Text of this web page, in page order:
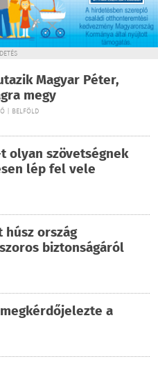
Magyar Péter,
megy
| BELFÖLD
olyan szövetségnek
lép fel vele
ország
biztonságáról
a